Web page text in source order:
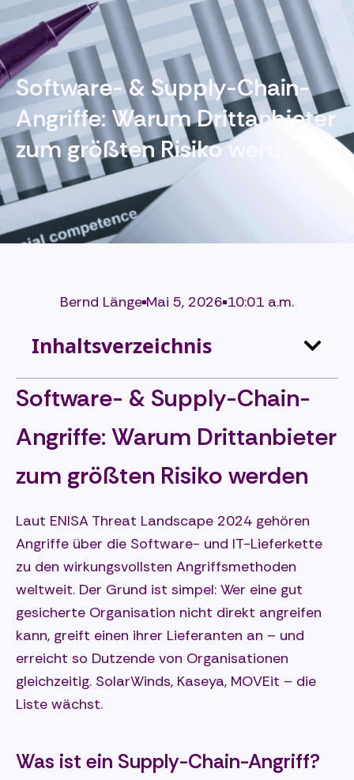
Software- & Supply-Chain-
Angriffe: Warum Drittanbieter
zum größten Risiko werden
Bernd Länge Mai 5, 2026 10:01 a.m.
Inhaltsverzeichnis
Software- & Supply-Chain-
Angriffe: Warum Drittanbieter
zum größten Risiko werden
Laut ENISA Threat Landscape 2024 gehören
Angriffe über die Software- und IT-Lieferkette
zu den wirkungsvollsten Angriffsmethoden
weltweit. Der Grund ist simpel: Wer eine gut
gesicherte Organisation nicht direkt angreifen
kann, greift einen ihrer Lieferanten an – und
erreicht so Dutzende von Organisationen
gleichzeitig. SolarWinds, Kaseya, MOVEit – die
Liste wächst.
Was ist ein Supply-Chain-Angriff?